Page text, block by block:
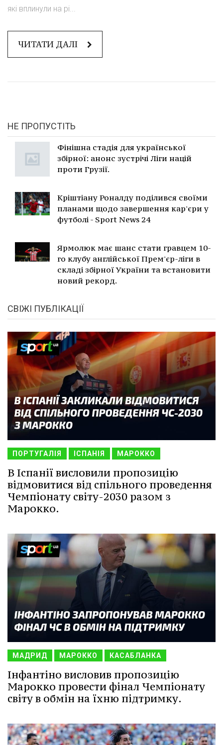
які вплинули на рі...
ЧИТАТИ ДАЛІ
НЕ ПРОПУСТІТЬ
Фінішна стадія для української
збірної: анонс зустрічі Ліги націй
проти Грузії.
Кріштіану Роналду поділився своїми
планами щодо завершення кар'єри у
футболі - Sport News 24
Ярмолюк має шанс стати гравцем 10-
го клубу англійської Прем'єр-ліги в
складі збірної України та встановити
новий рекорд.
СВІЖІ ПУБЛІКАЦІЇ
ПОРТУГАЛІЯ ІСПАНІЯ МАРОККО
В Іспанії висловили пропозицію
відмовитися від спільного проведення
Чемпіонату світу-2030 разом з
Марокко.
МАДРИД МАРОККО КАСАБЛАНКА
Інфантіно висловив пропозицію
Марокко провести фінал Чемпіонату
світу в обмін на їхню підтримку.